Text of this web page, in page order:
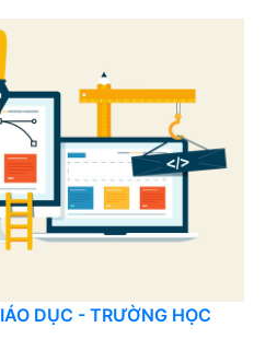
DỤC - TRƯỜNG HỌC